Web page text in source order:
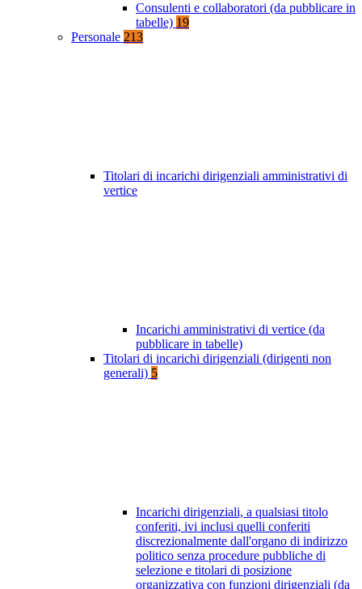
Consulenti e collaboratori (da pubblicare in
tabelle) 19
Personale 213
Titolari di incarichi dirigenziali amministrativi di
vertice
Incarichi amministrativi di vertice (da
pubblicare in tabelle)
Titolari di incarichi dirigenziali (dirigenti non
generali) 5
Incarichi dirigenziali, a qualsiasi titolo
conferiti, ivi inclusi quelli conferiti
discrezionalmente dall'organo di indirizzo
politico senza procedure pubbliche di
selezione e titolari di posizione
organizzativa con funzioni dirigenziali (da